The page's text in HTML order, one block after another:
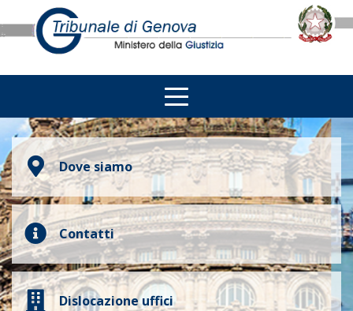
Dove siamo
Contatti
Dislocazione uffici